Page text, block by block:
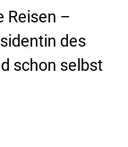
Reisen –
des
schon selbst